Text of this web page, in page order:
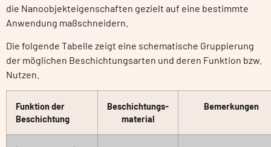
die Nanoobjekteigenschaften gezielt auf eine bestimmte
Anwendung maßschneidern.
Die folgende Tabelle zeigt eine schematische Gruppierung
der möglichen Beschichtungsarten und deren Funktion bzw.
Nutzen.
Funktion der
Beschichtung
Beschichtungs-
material
Bemerkungen